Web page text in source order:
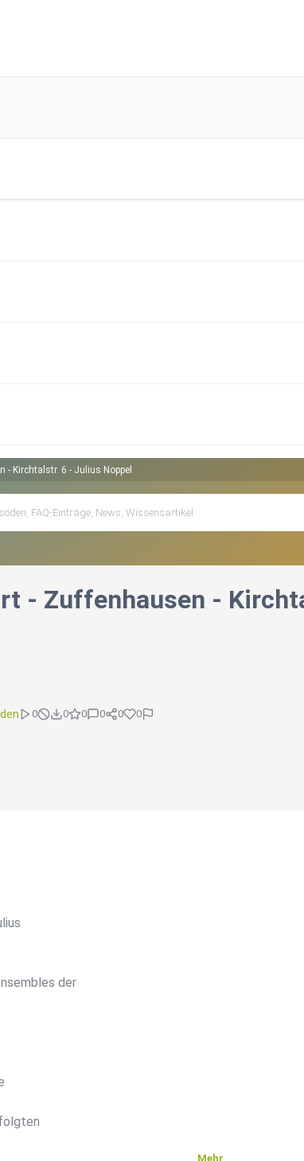
- Kirchtalstr. 6 - Julius Noppel
- Zuffenhausen -
0 0 0 0 0 0
der
Mehr